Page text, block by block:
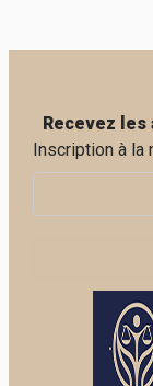
Recevez
Inscription à